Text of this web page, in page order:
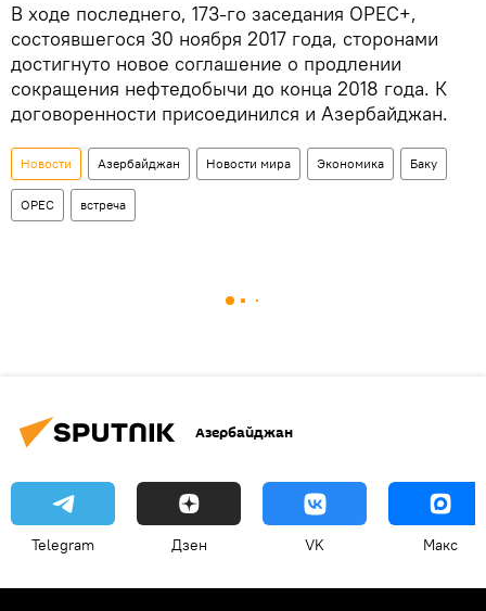
В ходе последнего, 173-го заседания ОРЕС+,
состоявшегося 30 ноября 2017 года, сторонами
достигнуто новое соглашение о продлении
сокращения нефтедобычи до конца 2018 года. К
договоренности присоединился и Азербайджан.
Новости Азербайджан Новости мира Экономика Баку
ОРЕС встреча
Азербайджан
Telegram Дзен VK Макс